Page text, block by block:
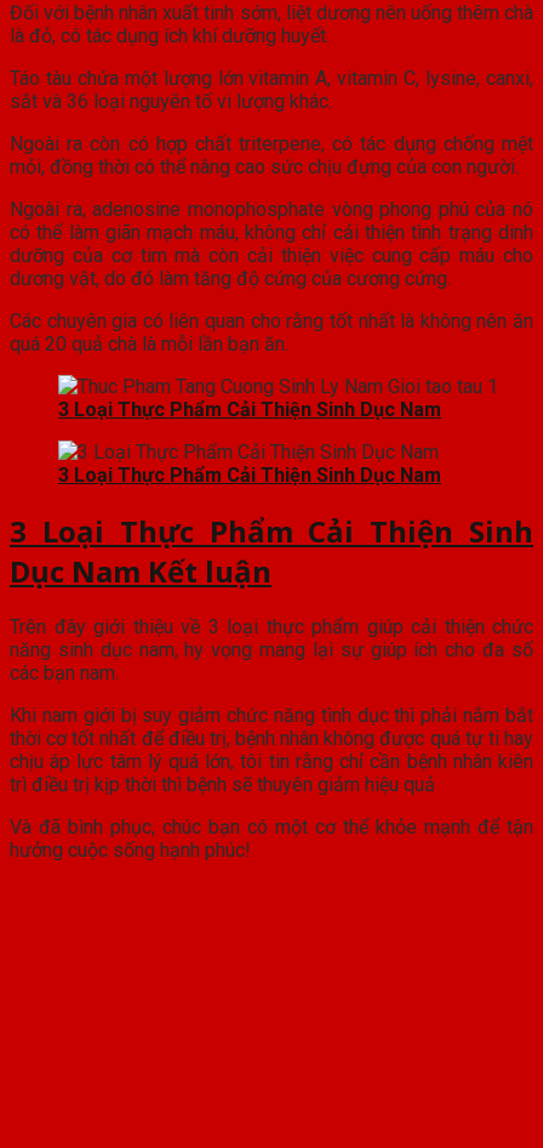
Đối với bệnh nhân xuất tinh sớm, liệt dương nên uống thêm chà
là đỏ, có tác dụng ích khí dưỡng huyết.
Táo tàu chứa một lượng lớn vitamin A, vitamin C, lysine, canxi,
sắt và 36 loại nguyên tố vi lượng khác.
Ngoài ra còn có hợp chất triterpene, có tác dụng chống mệt
mỏi, đồng thời có thể nâng cao sức chịu đựng của con người.
Ngoài ra, adenosine monophosphate vòng phong phú của nó
có thể làm giãn mạch máu, không chỉ cải thiện tình trạng dinh
dưỡng của cơ tim mà còn cải thiện việc cung cấp máu cho
dương vật, do đó làm tăng độ cứng của cương cứng.
Các chuyên gia có liên quan cho rằng tốt nhất là không nên ăn
quá 20 quả chà là mỗi lần bạn ăn.
3 Loại Thực Phẩm Cải Thiện Sinh Dục Nam
3 Loại Thực Phẩm Cải Thiện Sinh Dục Nam
3 Loại Thực Phẩm Cải Thiện Sinh
Dục Nam Kết luận
Trên đây giới thiệu về 3 loại thực phẩm giúp cải thiện chức
năng sinh dục nam, hy vọng mang lại sự giúp ích cho đa số
các bạn nam.
Khi nam giới bị suy giảm chức năng tình dục thì phải nắm bắt
thời cơ tốt nhất để điều trị, bệnh nhân không được quá tự ti hay
chịu áp lực tâm lý quá lớn, tôi tin rằng chỉ cần bệnh nhân kiên
trì điều trị kịp thời thì bệnh sẽ thuyên giảm hiệu quả
Và đã bình phục, chúc bạn có một cơ thể khỏe mạnh để tận
hưởng cuộc sống hạnh phúc!